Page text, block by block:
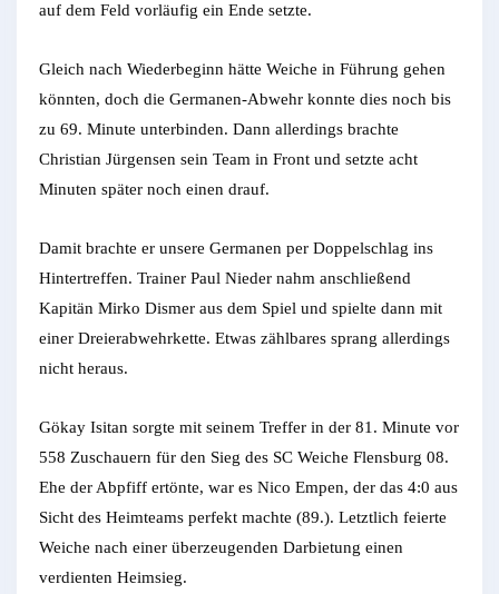
auf dem Feld vorläufig ein Ende setzte.
Gleich nach Wiederbeginn hätte Weiche in Führung gehen
könnten, doch die Germanen-Abwehr konnte dies noch bis
zu 69. Minute unterbinden. Dann allerdings brachte
Christian Jürgensen sein Team in Front und setzte acht
Minuten später noch einen drauf.
Damit brachte er unsere Germanen per Doppelschlag ins
Hintertreffen. Trainer Paul Nieder nahm anschließend
Kapitän Mirko Dismer aus dem Spiel und spielte dann mit
einer Dreierabwehrkette. Etwas zählbares sprang allerdings
nicht heraus.
Gökay Isitan sorgte mit seinem Treffer in der 81. Minute vor
558 Zuschauern für den Sieg des SC Weiche Flensburg 08.
Ehe der Abpfiff ertönte, war es Nico Empen, der das 4:0 aus
Sicht des Heimteams perfekt machte (89.). Letztlich feierte
Weiche nach einer überzeugenden Darbietung einen
verdienten Heimsieg.